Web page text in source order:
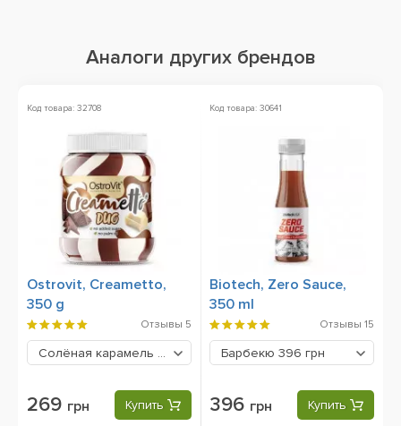
Аналоги других брендов
Код товара: 32708
Ostrovit, Creametto,
350 g
Отзывы 5
Солёная карамель
269 грн
269 грн Купить
Код товара: 30641
Biotech, Zero Sauce,
350 ml
Отзывы 15
Барбекю 396 грн
396 грн Купить